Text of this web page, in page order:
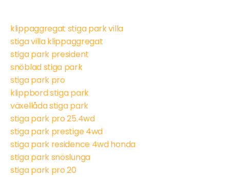
klippaggregat stiga park villa
stiga villa klippaggregat
stiga park president
snöblad stiga park
stiga park pro
klippbord stiga park
växellåda stiga park
stiga park pro 25.4wd
stiga park prestige 4wd
stiga park residence 4wd honda
stiga park snöslunga
stiga park pro 20